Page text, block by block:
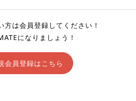
方は会員登録してください！
になりましょう！
会員登録はこちら